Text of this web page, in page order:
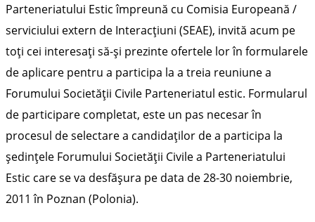
Parteneriatului Estic împreună cu Comisia Europeană /
serviciului extern de Interacţiuni (SEAE), invită acum pe
toți cei interesați să-și prezinte ofertele lor în formularele
de aplicare pentru a participa la a treia reuniune a
Forumului Societăţii Civile Parteneriatul estic. Formularul
de participare completat, este un pas necesar în
procesul de selectare a candidaţilor de a participa la
şedinţele Forumului Societăţii Civile a Parteneriatului
Estic care se va desfășura pe data de 28-30 noiembrie,
2011 în Poznan (Polonia).